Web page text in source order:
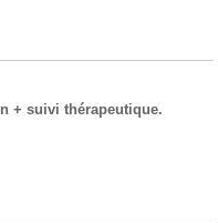
+ suivi thérapeutique.